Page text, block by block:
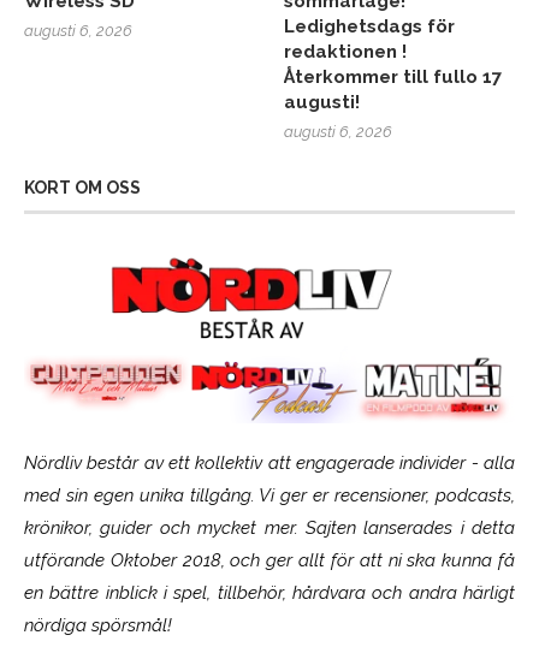
augusti 6, 2026
Ledighetsdags för
redaktionen !
Återkommer till fullo 17
augusti!
augusti 6, 2026
KORT OM OSS
Nördliv består av ett kollektiv att engagerade individer - alla
med sin egen unika tillgång. Vi ger er recensioner, podcasts,
krönikor, guider och mycket mer. Sajten lanserades i detta
utförande Oktober 2018, och ger allt för att ni ska kunna få
en bättre inblick i spel, tillbehör, hårdvara och andra härligt
nördiga spörsmål!